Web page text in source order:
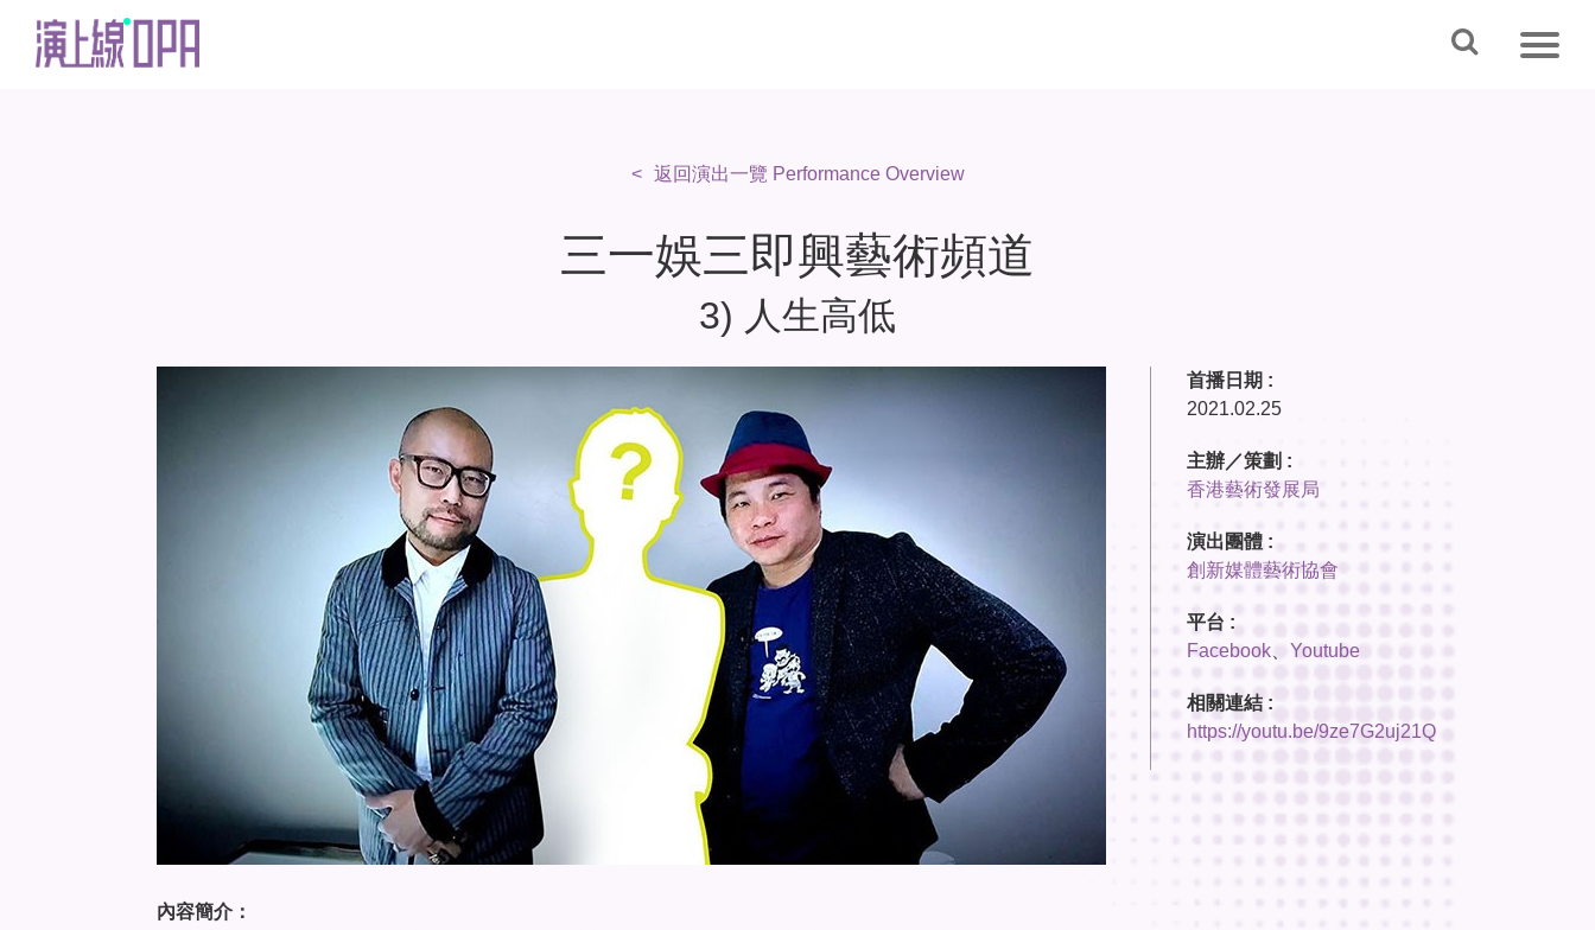
返回演出一覽 Performance Overview
三一娛三即興藝術頻道
3) 人生高低
內容簡介：
首播日期 :
2021.02.25
主辦／策劃 :
香港藝術發展局
演出團體 :
創新媒體藝術協會
平台 :
Facebook
Youtube
相關連結 :
https://youtu.be/9ze7G2uj21Q